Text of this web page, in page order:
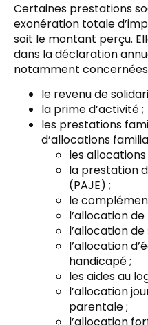
Certaines prestations
exonération totale
soit le montant perçu.
dans la déclaration
notamment concernées
le revenu de
la prime d’activité ;
les prestations
d’allocations
les
la prestation
(PAJE) ;
le
l’allocation
l’allocation
l’allocation
handicapé ;
les aides au
l’allocation
parentale ;